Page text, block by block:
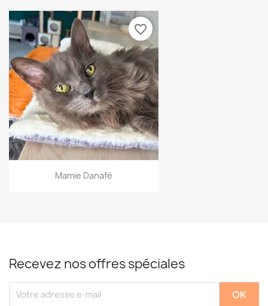
Mamie Danafé
favorite_border
Recevez nos offres spéciales